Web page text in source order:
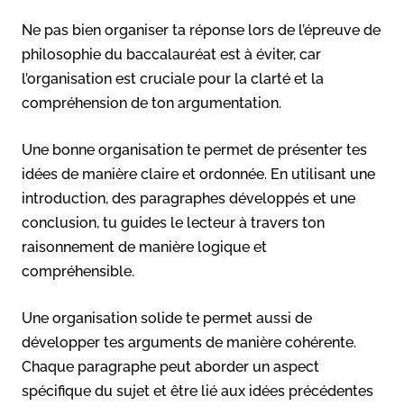
Ne pas bien organiser ta réponse lors de l’épreuve de
philosophie du baccalauréat est à éviter, car
l’organisation est cruciale pour la clarté et la
compréhension de ton argumentation.
Une bonne organisation te permet de présenter tes
idées de manière claire et ordonnée. En utilisant une
introduction, des paragraphes développés et une
conclusion, tu guides le lecteur à travers ton
raisonnement de manière logique et
compréhensible.
Une organisation solide te permet aussi de
développer tes arguments de manière cohérente.
Chaque paragraphe peut aborder un aspect
spécifique du sujet et être lié aux idées précédentes